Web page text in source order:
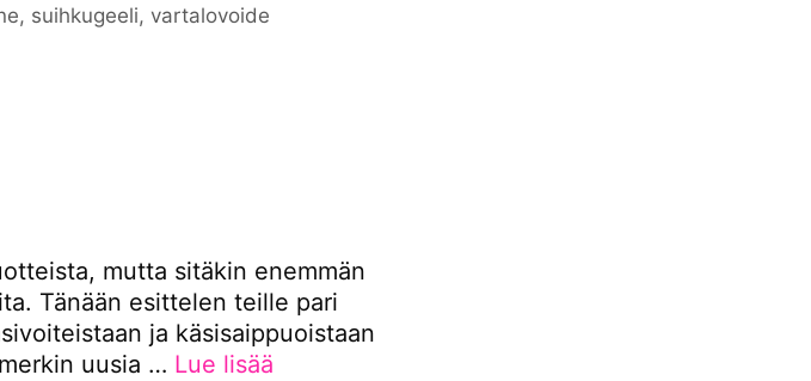
, suihkugeeli, vartalovoide
mutta sitäkin enemmän
Tänään esittelen teille pari
ja käsisaippuoistaan
uusia … Lue lisää